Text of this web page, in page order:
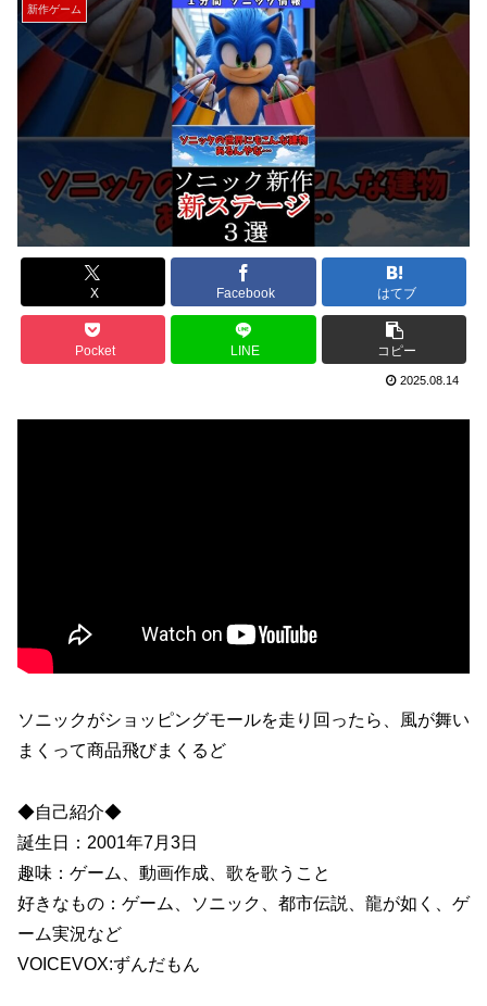
新作ゲーム
X Facebook はてブ
Pocket LINE コピー
2025.08.14
ソニックがショッピングモールを走り回ったら、風が舞い
まくって商品飛びまくるど
◆自己紹介◆
誕生日：2001年7月3日
趣味：ゲーム、動画作成、歌を歌うこと
好きなもの：ゲーム、ソニック、都市伝説、龍が如く、ゲ
ーム実況など
VOICEVOX:ずんだもん